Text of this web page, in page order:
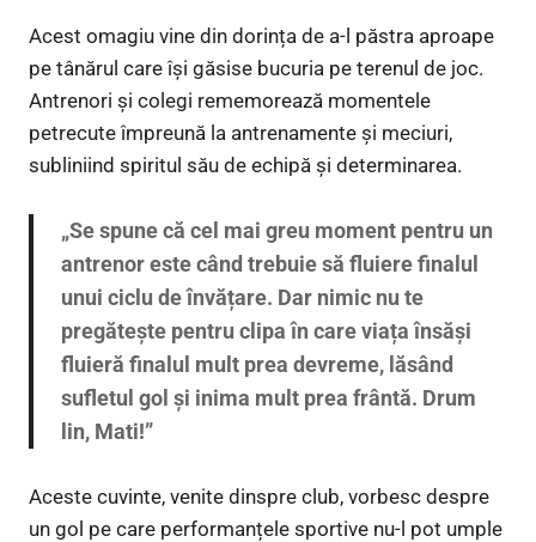
Acest omagiu vine din dorința de a-l păstra aproape
pe tânărul care își găsise bucuria pe terenul de joc.
Antrenori și colegi rememorează momentele
petrecute împreună la antrenamente și meciuri,
subliniind spiritul său de echipă și determinarea.
„Se spune că cel mai greu moment pentru un
antrenor este când trebuie să fluiere finalul
unui ciclu de învățare. Dar nimic nu te
pregătește pentru clipa în care viața însăși
fluieră finalul mult prea devreme, lăsând
sufletul gol și inima mult prea frântă. Drum
lin, Mati!”
Aceste cuvinte, venite dinspre club, vorbesc despre
un gol pe care performanțele sportive nu-l pot umple